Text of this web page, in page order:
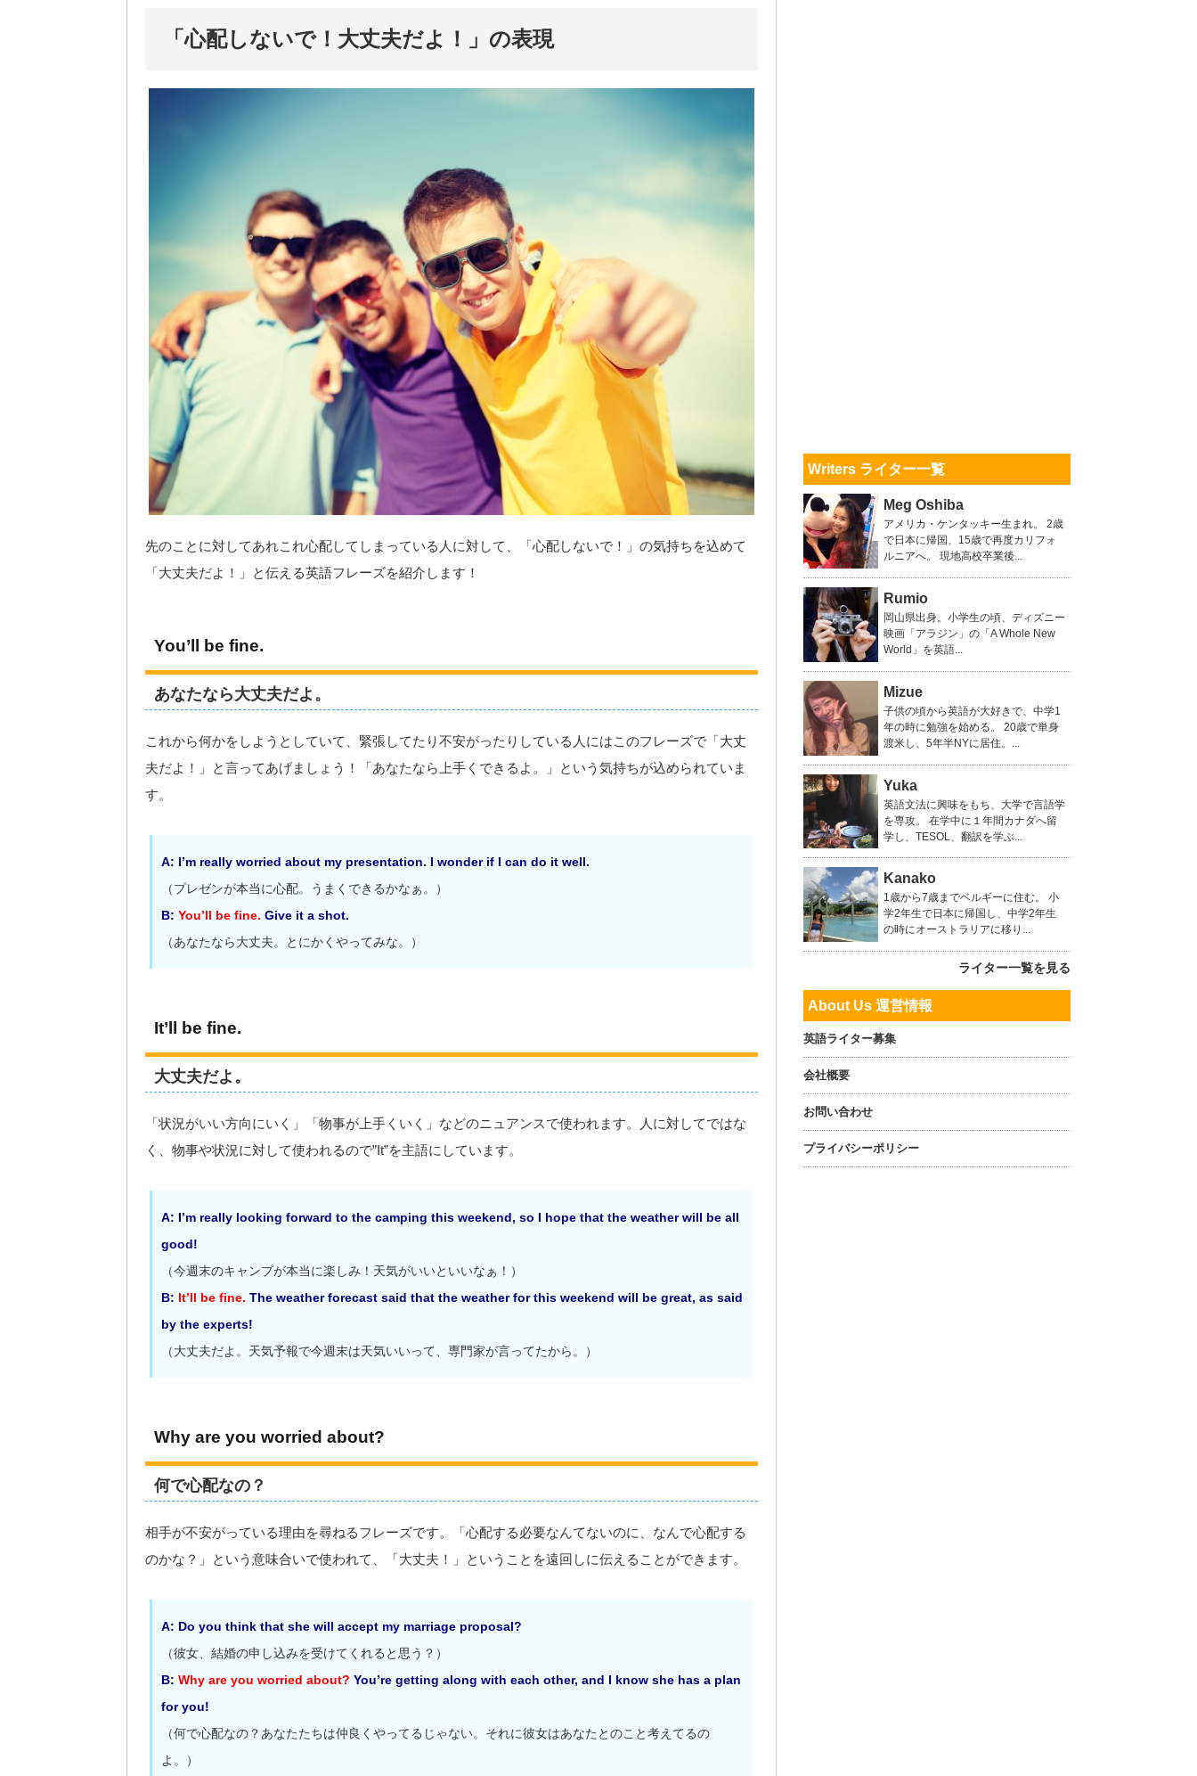
「心配しないで！大丈夫だよ！」の表現
先のことに対してあれこれ心配してしまっている人に対して、「心配しないで！」の気持ちを込めて
「大丈夫だよ！」と伝える英語フレーズを紹介します！
You’ll be fine.
あなたなら大丈夫だよ。
これから何かをしようとしていて、緊張してたり不安がったりしている人にはこのフレーズで「大丈
夫だよ！」と言ってあげましょう！「あなたなら上手くできるよ。」という気持ちが込められていま
す。
A: I’m really worried about my presentation. I wonder if I can do it well.
（プレゼンが本当に心配。うまくできるかなぁ。）
B: You’ll be fine. Give it a shot.
（あなたなら大丈夫。とにかくやってみな。）
It’ll be fine.
大丈夫だよ。
「状況がいい方向にいく」「物事が上手くいく」などのニュアンスで使われます。人に対してではな
く、物事や状況に対して使われるので”It”を主語にしています。
A: I’m really looking forward to the camping this weekend, so I hope that the weather will be all
good!
（今週末のキャンプが本当に楽しみ！天気がいいといいなぁ！）
B: It’ll be fine. The weather forecast said that the weather for this weekend will be great, as said
by the experts!
（大丈夫だよ。天気予報で今週末は天気いいって、専門家が言ってたから。）
Why are you worried about?
何で心配なの？
相手が不安がっている理由を尋ねるフレーズです。「心配する必要なんてないのに、なんで心配する
のかな？」という意味合いで使われて、「大丈夫！」ということを遠回しに伝えることができます。
A: Do you think that she will accept my marriage proposal?
（彼女、結婚の申し込みを受けてくれると思う？）
B: Why are you worried about? You’re getting along with each other, and I know she has a plan
for you!
（何で心配なの？あなたたちは仲良くやってるじゃない。それに彼女はあなたとのこと考えてるの
よ。）
Writers ライター一覧
Meg Oshiba
アメリカ・ケンタッキー生まれ。 2歳
で日本に帰国、15歳で再度カリフォ
ルニアへ。 現地高校卒業後...
Rumio
岡山県出身。小学生の頃、ディズニー
映画「アラジン」の「A Whole New
World」を英語...
Mizue
子供の頃から英語が大好きで、中学1
年の時に勉強を始める。 20歳で単身
渡米し、5年半NYに居住。...
Yuka
英語文法に興味をもち、大学で言語学
を専攻。 在学中に１年間カナダへ留
学し、TESOL、翻訳を学ぶ...
Kanako
1歳から7歳までベルギーに住む。 小
学2年生で日本に帰国し、中学2年生
の時にオーストラリアに移り...
ライター一覧を見る
About Us 運営情報
英語ライター募集
会社概要
お問い合わせ
プライバシーポリシー